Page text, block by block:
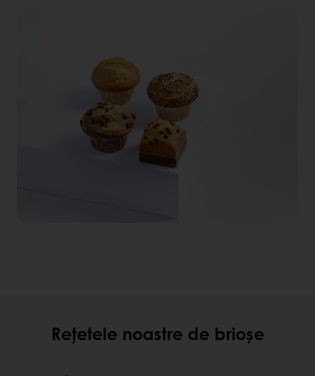
Rețetele noastre de brioșe